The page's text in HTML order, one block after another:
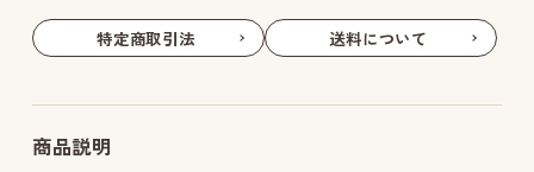
特定商取引法 送料について
商品説明